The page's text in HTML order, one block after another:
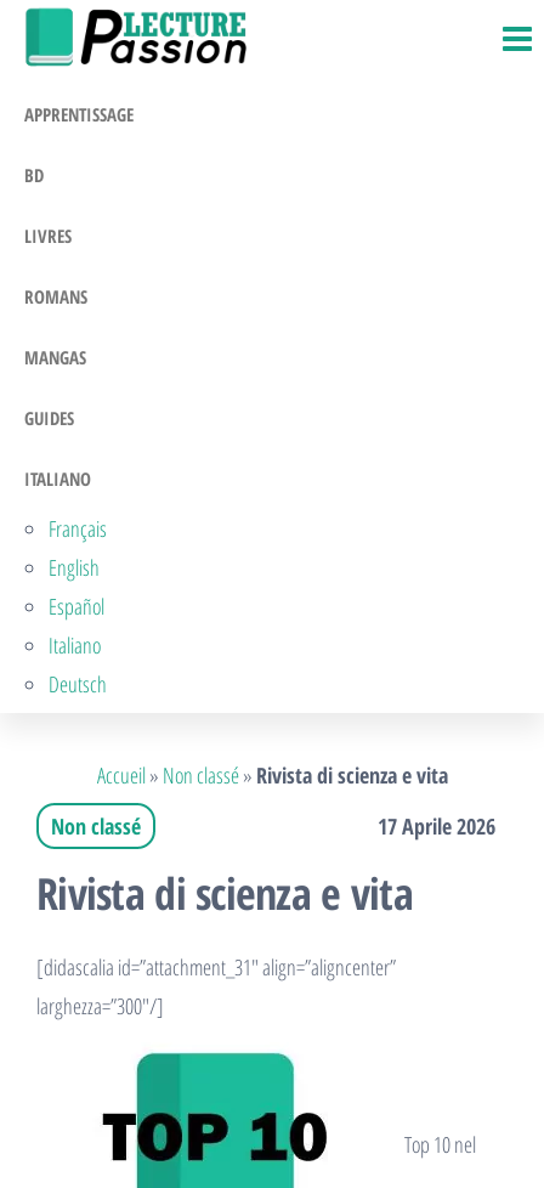
Salta
contenuto
APPRENTISSAGE
BD
LIVRES
ROMANS
MANGAS
GUIDES
ITALIANO
Français
English
Español
Italiano
Deutsch
Accueil» Non classé» Rivista di scienza e vita
Non classé
17 Aprile 2026
Rivista di scienza e vita
[didascalia id=”attachment_31″ align=”aligncenter”
larghezza=”300″/]
Top 10 nel